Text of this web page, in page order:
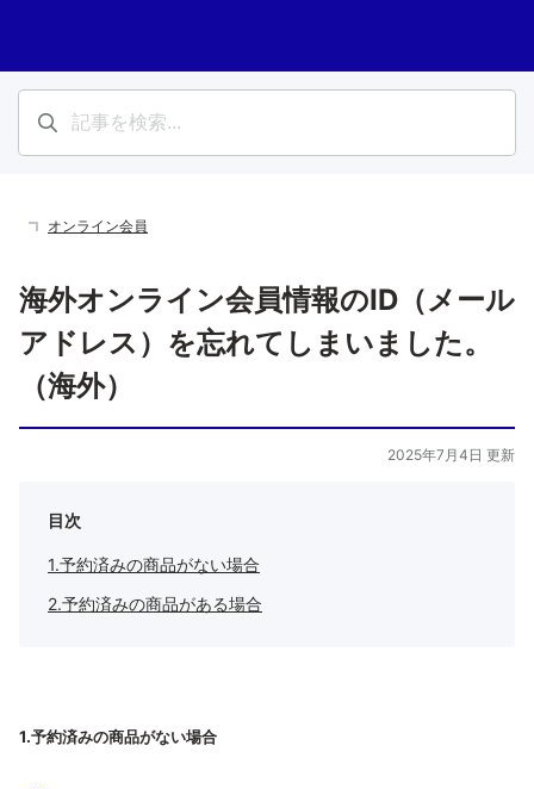
オンライン会員
海外オンライン会員情報のID（メール
アドレス）を忘れてしまいました。
（海外）
2025年7月4日 更新
目次
1.予約済みの商品がない場合
2.予約済みの商品がある場合
1.予約済みの商品がない場合